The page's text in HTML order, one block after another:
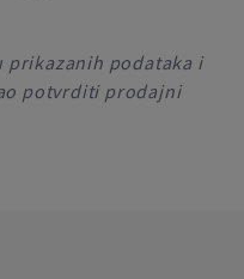
prikazanih podataka i
potvrditi prodajni